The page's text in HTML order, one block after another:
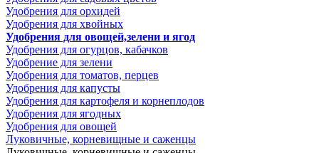
Удобрения для орхидей
Удобрения для хвойных
Удобрения для овощей,зелени и ягод
Удобрения для огурцов, кабачков
Удобрение для зелени
Удобрения для томатов, перцев
Удобрения для капусты
Удобрения для картофеля и корнеплодов
Удобрения для ягодных
Удобрения для овощей
Луковичные, корневищные и саженцы